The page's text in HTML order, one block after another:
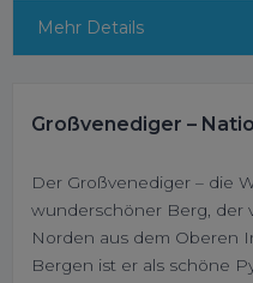
Mehr Details
Großvenediger –
Der Großvenediger – die
wunderschöner Berg, der
Norden aus dem Oberen
Bergen ist er als schöne